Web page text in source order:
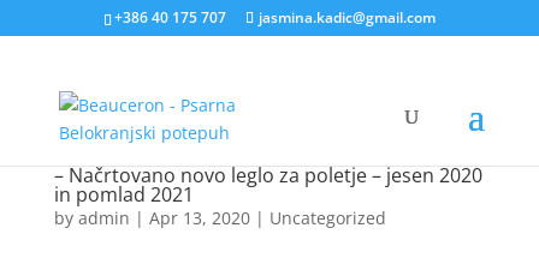
+386 40 175 707 jasmina.kadic@gmail.com
– Načrtovano novo leglo za poletje – jesen 2020
in pomlad 2021
by admin | Apr 13, 2020| Uncategorized